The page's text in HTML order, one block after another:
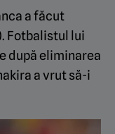
a făcut
Fotbalistul lui
după eliminarea
a vrut să-i